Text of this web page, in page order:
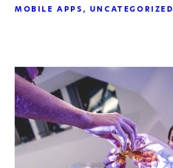
MOBILE APPS
UNCATEGORIZED